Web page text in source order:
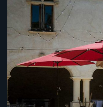
“Xavier a été parfait !
guidé mais sans
des moments de vie